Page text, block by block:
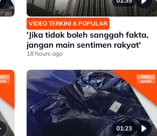
VIDEO TERKINI & POPULAR
'Jika tidak boleh sanggah fakta,
jangan main sentimen rakyat'
18 hours ago
01:23